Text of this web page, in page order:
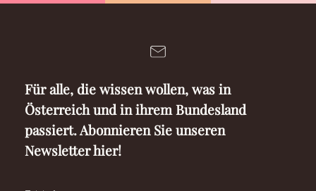
Für alle, die wissen wollen, was in
Österreich und in ihrem Bundesland
passiert. Abonnieren Sie unseren
Newsletter hier!